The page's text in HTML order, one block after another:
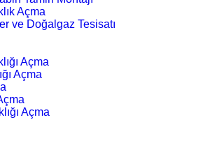
Açma
ve Doğalgaz Tesisatı
Açma
Açma
Açma